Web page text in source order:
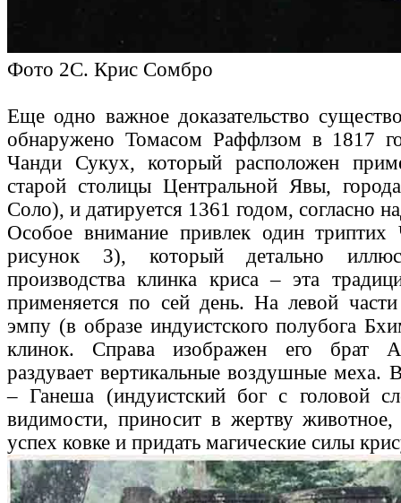
Фото 2C. Крис Сомбро
Еще одно важное доказательство
обнаружено Томасом Раффлзом в 1817
Чанди Сукух, который расположен
старой столицы Центральной Явы,
Соло), и датируется 1361 годом, согласно
Особое внимание привлек один
рисунок 3), который детально
производства клинка криса – эта
применяется по сей день. На левой части
эмпу (в образе индуистского полубога
клинок. Справа изображен его брат
раздувает вертикальные воздушные меха.
– Ганеша (индуистский бог с головой
видимости, приносит в жертву животное,
успех ковке и придать магические силы